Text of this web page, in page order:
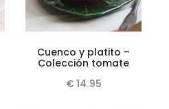
Cuenco y platito –
Colección tomate
€ 14.95